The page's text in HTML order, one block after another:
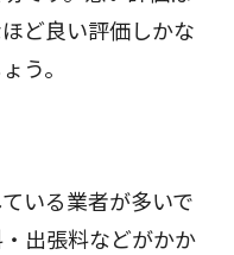
ど良い評価しかな
う。
いる業者が多いで
出張料などがかか